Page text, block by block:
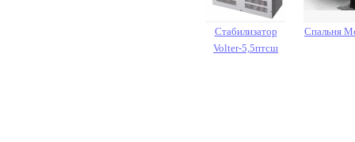
Стабилизатор
Volter-5,5птсш
Спальня